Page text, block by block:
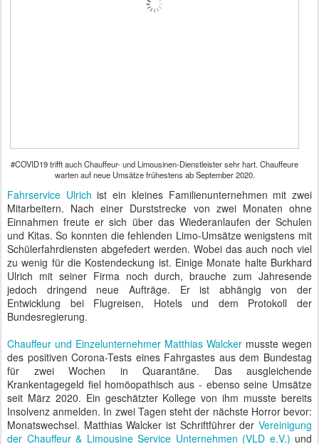
#COVID19 trifft auch Chauffeur- und Limousinen-Dienstleister sehr hart. Chauffeure
warten auf neue Umsätze frühestens ab September 2020.
Fahrservice Ulrich ist ein kleines Familienunternehmen mit zwei
Mitarbeitern. Nach einer Durststrecke von zwei Monaten ohne
Einnahmen freute er sich über das Wiederanlaufen der Schulen
und Kitas. So konnten die fehlenden Limo-Umsätze wenigstens mit
Schülerfahrdiensten abgefedert werden. Wobei das auch noch viel
zu wenig für die Kostendeckung ist. Einige Monate halte Burkhard
Ulrich mit seiner Firma noch durch, brauche zum Jahresende
jedoch dringend neue Aufträge. Er ist abhängig von der
Entwicklung bei Flugreisen, Hotels und dem Protokoll der
Bundesregierung.
Chauffeur und Einzelunternehmer Matthias Walcker musste wegen
des positiven Corona-Tests eines Fahrgastes aus dem Bundestag
für zwei Wochen in Quarantäne. Das ausgleichende
Krankentagegeld fiel homöopathisch aus - ebenso seine Umsätze
seit März 2020. Ein geschätzter Kollege von ihm musste bereits
Insolvenz anmelden. In zwei Tagen steht der nächste Horror bevor:
Monatswechsel. Matthias Walcker ist Schriftführer der Vereinigung
der Chauffeur & Limousine Service Unternehmen (VLD e.V.) und